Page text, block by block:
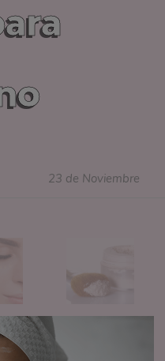
23 de Noviembre